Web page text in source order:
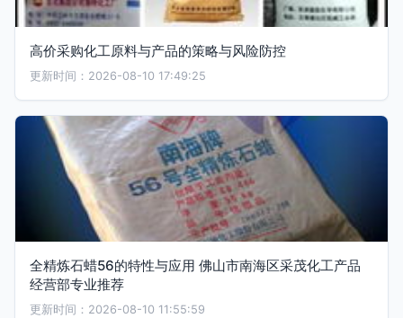
高价采购化工原料与产品的策略与风险防控
更新时间：2026-08-10 17:49:25
全精炼石蜡56的特性与应用 佛山市南海区采茂化工产品
经营部专业推荐
更新时间：2026-08-10 11:55:59